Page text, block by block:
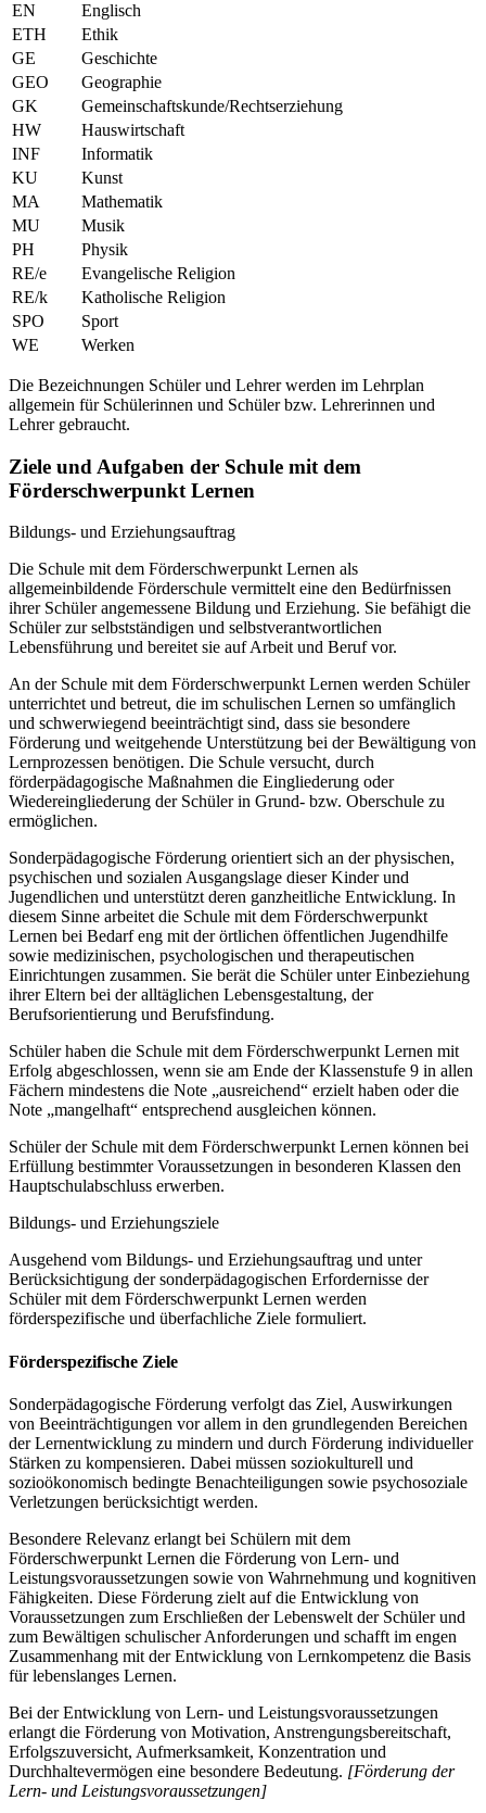
EN
Englisch
ETH
Ethik
GE
Geschichte
GEO
Geographie
GK
Gemeinschaftskunde/Rechtserziehung
HW
Hauswirtschaft
INF
Informatik
KU
Kunst
MA
Mathematik
MU
Musik
PH
Physik
RE/e
Evangelische Religion
RE/k
Katholische Religion
SPO
Sport
WE
Werken
Die Bezeichnungen Schüler und Lehrer werden im Lehrplan
allgemein für Schülerinnen und Schüler bzw. Lehrerinnen und
Lehrer gebraucht.
Ziele und Aufgaben der Schule mit dem
Förderschwerpunkt Lernen
Bildungs- und Erziehungsauftrag
Die Schule mit dem Förderschwerpunkt Lernen als
allgemeinbildende Förderschule vermittelt eine den Bedürfnissen
ihrer Schüler angemessene Bildung und Erziehung. Sie befähigt die
Schüler zur selbstständigen und selbstverantwortlichen
Lebensführung und bereitet sie auf Arbeit und Beruf vor.
An der Schule mit dem Förderschwerpunkt Lernen werden Schüler
unterrichtet und betreut, die im schulischen Lernen so umfänglich
und schwerwiegend beeinträchtigt sind, dass sie besondere
Förderung und weitgehende Unterstützung bei der Bewältigung von
Lernprozessen benötigen. Die Schule versucht, durch
förderpädagogische Maßnahmen die Eingliederung oder
Wiedereingliederung der Schüler in Grund- bzw. Oberschule zu
ermöglichen.
Sonderpädagogische Förderung orientiert sich an der physischen,
psychischen und sozialen Ausgangslage dieser Kinder und
Jugendlichen und unterstützt deren ganzheitliche Entwicklung. In
diesem Sinne arbeitet die Schule mit dem Förderschwerpunkt
Lernen bei Bedarf eng mit der örtlichen öffentlichen Jugendhilfe
sowie medizinischen, psychologischen und therapeutischen
Einrichtungen zusammen. Sie berät die Schüler unter Einbeziehung
ihrer Eltern bei der alltäglichen Lebensgestaltung, der
Berufsorientierung und Berufsfindung.
Schüler haben die Schule mit dem Förderschwerpunkt Lernen mit
Erfolg abgeschlossen, wenn sie am Ende der Klassenstufe 9 in allen
Fächern mindestens die Note „ausreichend“ erzielt haben oder die
Note „mangelhaft“ entsprechend ausgleichen können.
Schüler der Schule mit dem Förderschwerpunkt Lernen können bei
Erfüllung bestimmter Voraussetzungen in besonderen Klassen den
Hauptschulabschluss erwerben.
Bildungs- und Erziehungsziele
Ausgehend vom Bildungs- und Erziehungsauftrag und unter
Berücksichtigung der sonderpädagogischen Erfordernisse der
Schüler mit dem Förderschwerpunkt Lernen werden
förderspezifische und überfachliche Ziele formuliert.
Förderspezifische Ziele
Sonderpädagogische Förderung verfolgt das Ziel, Auswirkungen
von Beeinträchtigungen vor allem in den grundlegenden Bereichen
der Lernentwicklung zu mindern und durch Förderung individueller
Stärken zu kompensieren. Dabei müssen soziokulturell und
sozioökonomisch bedingte Benachteiligungen sowie psychosoziale
Verletzungen berücksichtigt werden.
Besondere Relevanz erlangt bei Schülern mit dem
Förderschwerpunkt Lernen die Förderung von Lern- und
Leistungsvoraussetzungen sowie von Wahrnehmung und kognitiven
Fähigkeiten. Diese Förderung zielt auf die Entwicklung von
Voraussetzungen zum Erschließen der Lebenswelt der Schüler und
zum Bewältigen schulischer Anforderungen und schafft im engen
Zusammenhang mit der Entwicklung von Lernkompetenz die Basis
für lebenslanges Lernen.
Bei der Entwicklung von Lern- und Leistungsvoraussetzungen
erlangt die Förderung von Motivation, Anstrengungsbereitschaft,
Erfolgszuversicht, Aufmerksamkeit, Konzentration und
Durchhaltevermögen eine besondere Bedeutung. [Förderung der
Lern- und Leistungsvoraussetzungen]